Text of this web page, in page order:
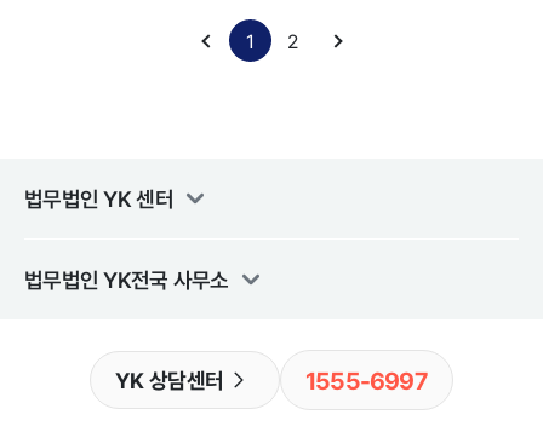
1 2
법무법인 YK센터
법무법인 YK전국 사무소
YK 상담센터 1555-6997